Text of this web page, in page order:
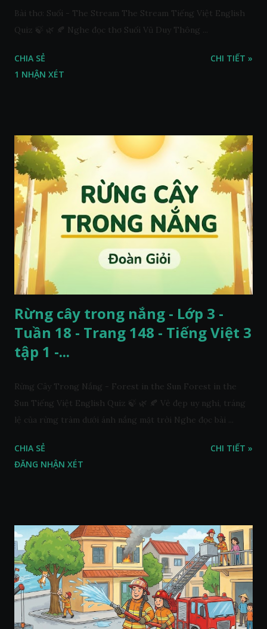
Bài thơ: Suối - The Stream The Stream Tiếng Việt English
Quiz 🍃 🌿 🍂 Nghe đọc thơ Suối Vũ Duy Thông ...
CHIA SẺ
1 NHẬN XÉT
CHI TIẾT »
Rừng cây trong nắng - Lớp 3 -
Tuần 18 - Trang 148 - Tiếng Việt 3
tập 1 -...
Rừng Cây Trong Nắng - Forest in the Sun Forest in the
Sun Tiếng Việt English Quiz 🍃 🌿 🍂 Vẻ đẹp uy nghi, tráng
lệ của rừng tràm dưới ánh nắng mặt trời Nghe đọc bài ...
CHIA SẺ
ĐĂNG NHẬN XÉT
CHI TIẾT »